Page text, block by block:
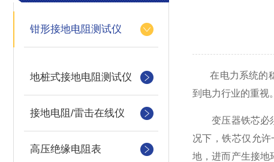
钳形接地电阻测试仪
地桩式接地电阻测试仪
接地电阻/雷击在线仪
高压绝缘电阻表
在电力系统的稳
到电力行业的重视。
变压器铁芯必须
况下，铁芯仅允
地，进而产生接地